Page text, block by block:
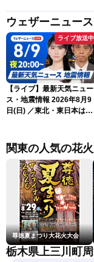
ウェザーニュー
ライブ放送中
【ライブ】最新天気ニュー
ス・地震情報 2026年8月9
日(日) ／東北・東日本は急
衣／芳野達郎〉
関東の人気の花
尊徳夏まつり大花火大会
栃木県上三川町